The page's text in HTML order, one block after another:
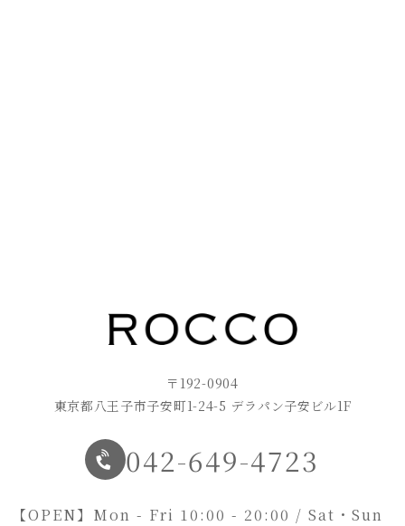
〒192-0904
東京都八王子市子安町1-24-5 デラパン子安ビル1F
042-649-4723
【OPEN】 Mon - Fri 10:00 - 20:00 / Sat・Sun